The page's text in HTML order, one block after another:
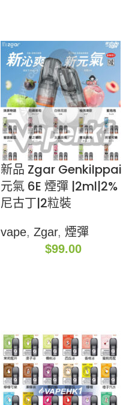
新品 Zgar GenkiIppai
元氣 6E 煙彈 |2ml|2%
尼古丁|2粒裝
vape, Zgar, 煙彈
$99.00